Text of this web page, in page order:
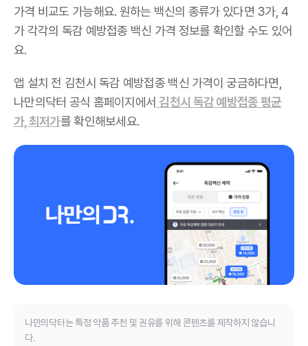
가격 비교도 가능해요. 원하는 백신의 종류가 있다면 3가, 4
가 각각의 독감 예방접종 백신 가격 정보를 확인할 수도 있어
요.
앱 설치 전 김천시 독감 예방접종 백신 가격이 궁금하다면,
나만의닥터 공식 홈페이지에서 김천시 독감 예방접종 평균
가, 최저가를 확인해보세요.
나만의닥터는 특정 약품 추천 및 권유를 위해 콘텐츠를 제작하지 않습니
다.